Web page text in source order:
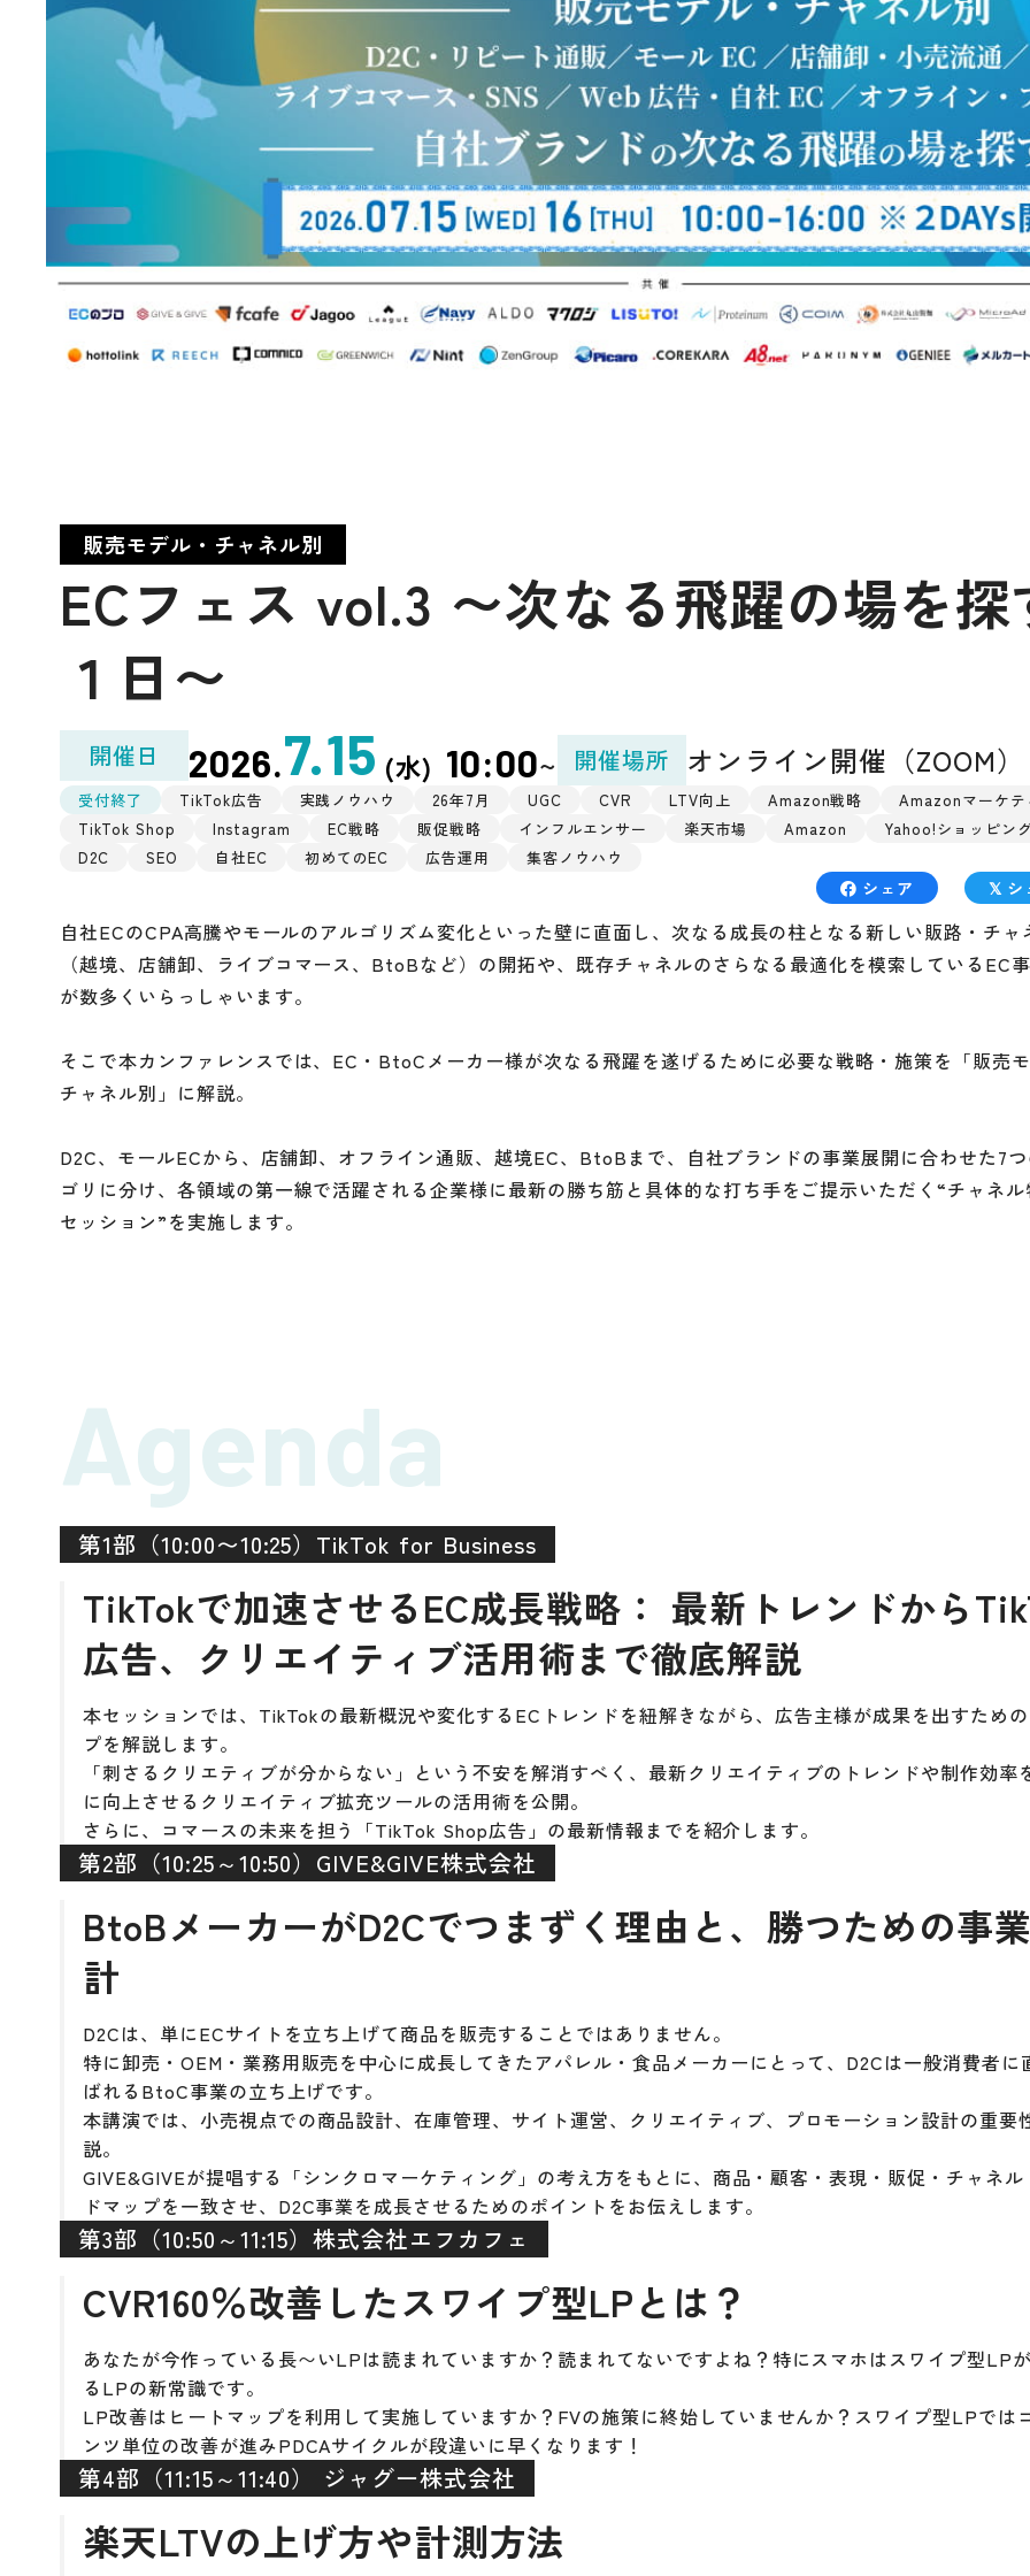
販売モデル・チャネル別
ECフェス vol.3 〜次なる飛躍の場を探
１日〜
開催日 2026.7.15 (水) 10:00~ 開催場所 オンライン開催（ZOOM）
受付終了 TikTok広告 実践ノウハウ 26年7月 UGC CVR LTV向上 Amazon戦略
Amazonマーケテ
TikTok Shop
Instagram EC戦略 販促戦略 インフルエンサー 楽天市場 Amazon
Yahoo!ショッピン
D2C
SEO 自社EC 初めてのEC 広告運用 集客ノウハウ
シェア シ
自社ECのCPA高騰やモールのアルゴリズム変化といった壁に直面し、次なる成長の柱となる新しい販路・チャ
（越境、店舗卸、ライブコマース、BtoBなど）の開拓や、既存チャネルのさらなる最適化を模索しているEC
が数多くいらっしゃいます。
そこで本カンファレンスでは、EC・BtoCメーカー様が次なる飛躍を遂げるために必要な戦略・施策を「販売モ
チャネル別」に解説。
‍‍D2C、モールECから、店舗卸、オフライン通販、越境EC、BtoBまで、自社ブランドの事業展開に合わせた7
ゴリに分け、各領域の第一線で活躍される企業様に最新の勝ち筋と具体的な打ち手をご提示いただく“チャネル
セッション”を実施します。
Agenda
第1部（10:00〜10:25）TikTok for Business
TikTokで加速させるEC成長戦略： 最新トレンドから
広告、クリエイティブ活用術まで徹底解説
本セッションでは、TikTokの最新概況や変化するECトレンドを紐解きながら、広告主様が成果を出すため
プを解説します。
「刺さるクリエティブが分からない」という不安を解消すべく、最新クリエイティブのトレンドや制作効率
に向上させるクリエイティブ拡充ツールの活用術を公開。
さらに、コマースの未来を担う「TikTok Shop広告」の最新情報までを紹介します。
第2部（10:25～10:50）GIVE&GIVE株式会社
BtoBメーカーがD2Cでつまずく理由と、勝つための事
計
D2Cは、単にECサイトを立ち上げて商品を販売することではありません。
特に卸売・OEM・業務用販売を中心に成長してきたアパレル・食品メーカーにとって、D2Cは一般消費者に
ばれるBtoC事業の立ち上げです。
本講演では、小売視点での商品設計、在庫管理、サイト運営、クリエイティブ、プロモーション設計の重要
説。
GIVE&GIVEが提唱する「シンクロマーケティング」の考え方をもとに、商品・顧客・表現・販促・チャネル
ドマップを一致させ、D2C事業を成長させるためのポイントをお伝えします。
第3部（10:50～11:15）株式会社エフカフェ
CVR160％改善したスワイプ型LPとは？
あなたが今作っている長〜いLPは読まれていますか？読まれてないですよね？特にスマホはスワイプ型LP
るLPの新常識です。
LP改善はヒートマップを利用して実施していますか？FVの施策に終始していませんか？スワイプ型LPでは
ンツ単位の改善が進みPDCAサイクルが段違いに早くなります！
第4部（11:15～11:40） ジャグー株式会社
楽天LTVの上げ方や計測方法